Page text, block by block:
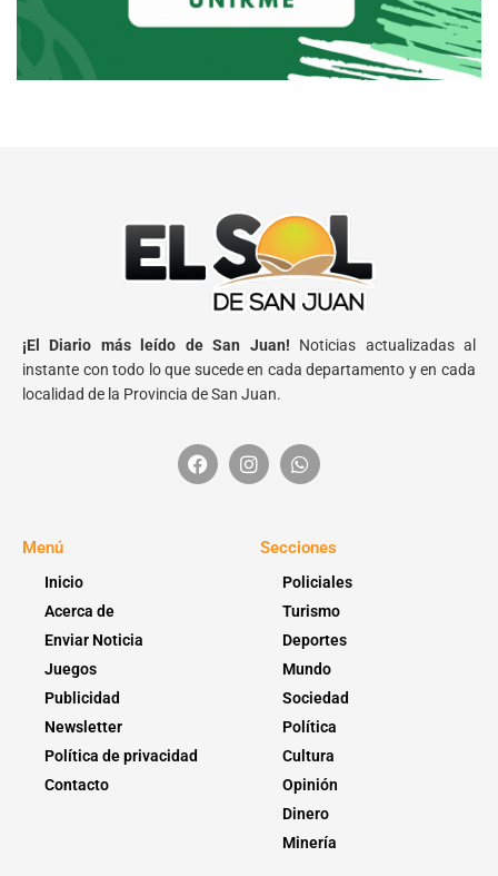
¡El Diario más leído de San Juan! Noticias actualizadas al
instante con todo lo que sucede en cada departamento y en cada
localidad de la Provincia de San Juan.
Menú
Inicio
Acerca de
Enviar Noticia
Juegos
Publicidad
Newsletter
Política de privacidad
Contacto
Secciones
Policiales
Turismo
Deportes
Mundo
Sociedad
Política
Cultura
Opinión
Dinero
Minería